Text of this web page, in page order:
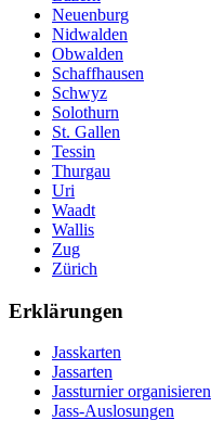
Neuenburg
Nidwalden
Obwalden
Schaffhausen
Schwyz
Solothurn
St. Gallen
Tessin
Thurgau
Uri
Waadt
Wallis
Zug
Zürich
Erklärungen
Jasskarten
Jassarten
Jassturnier organisieren
Jass-Auslosungen